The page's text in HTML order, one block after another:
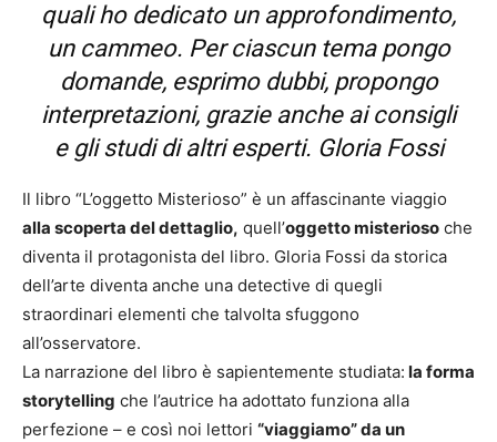
quali ho dedicato un approfondimento,
un cammeo. Per ciascun tema pongo
domande, esprimo dubbi, propongo
interpretazioni, grazie anche ai consigli
e gli studi di altri esperti. Gloria Fossi
Il libro “L’oggetto Misterioso” è un affascinante viaggio
alla scoperta del dettaglio, quell’oggetto misterioso che
diventa il protagonista del libro. Gloria Fossi da storica
dell’arte diventa anche una detective di quegli
straordinari elementi che talvolta sfuggono
all’osservatore.
La narrazione del libro è sapientemente studiata: la forma
storytelling che l’autrice ha adottato funziona alla
perfezione – e così noi lettori “viaggiamo” da un